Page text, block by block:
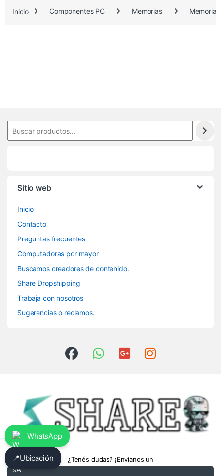
.
Inicio Componentes PC Memorias
Sitio web
Inicio
Contacto
Preguntas frecuentes
Computadoras por mayor
Buscamos creadores de contenido.
Share Dropshipping
Trabaja con nosotros
Sugerencias o reclamos.
¿Tenés dudas? ¡Envianos un
whatsapp!
WhatsApp
📍Ubicación